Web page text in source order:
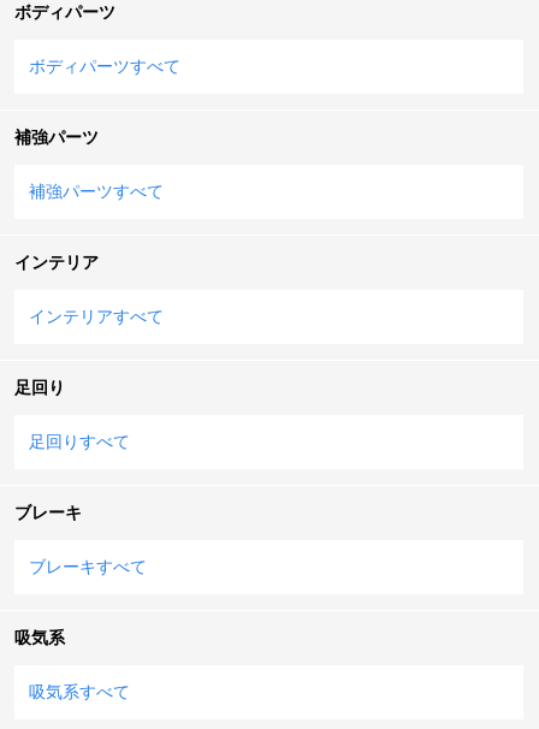
ボディパーツ
ボディパーツすべて
補強パーツ
補強パーツすべて
インテリア
インテリアすべて
足回り
足回りすべて
ブレーキ
ブレーキすべて
吸気系
吸気系すべて